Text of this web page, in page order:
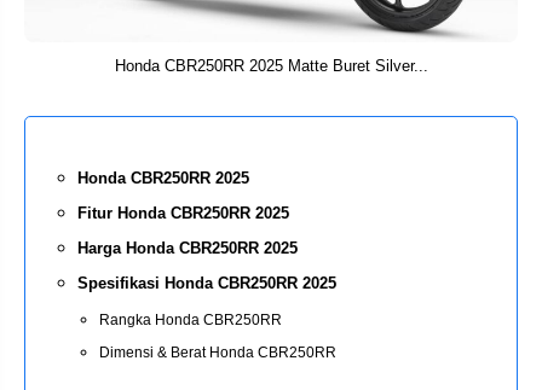
Honda CBR250RR 2025 Matte Buret Silver...
Honda CBR250RR 2025
Fitur Honda CBR250RR 2025
Harga Honda CBR250RR 2025
Spesifikasi Honda CBR250RR 2025
Rangka Honda CBR250RR
Dimensi & Berat Honda CBR250RR